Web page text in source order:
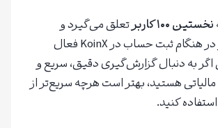
نخستین ۱۰۰ کاربر
تعلق می‌گیرد و
به‌صورت خودکار در هنگام ثبت حساب در KoinX فعال
اگر به دنبال گزارش‌گیری دقیق، سریع و
هستید، بهتر است هرچه سریع‌تر از
کنید.